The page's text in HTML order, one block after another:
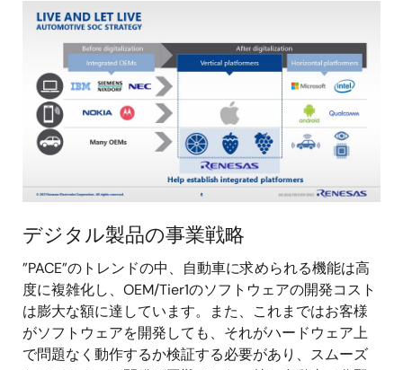
画
像
デジタル製品の事業戦略
”PACE”のトレンドの中、自動車に求められる機能は高
度に複雑化し、OEM/Tier1のソフトウェアの開発コスト
は膨大な額に達しています。また、これまではお客様
がソフトウェアを開発しても、それがハードウェア上
で問題なく動作するか検証する必要があり、スムーズ